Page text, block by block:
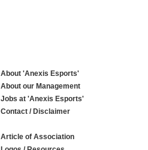
About 'Anexis Esports'
About our Management
Jobs at 'Anexis Esports'
Contact / Disclaimer
Article of Association